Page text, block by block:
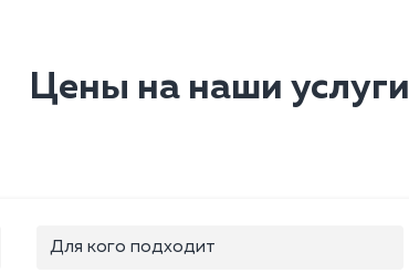
Цены на наши услуги
Для кого подходит